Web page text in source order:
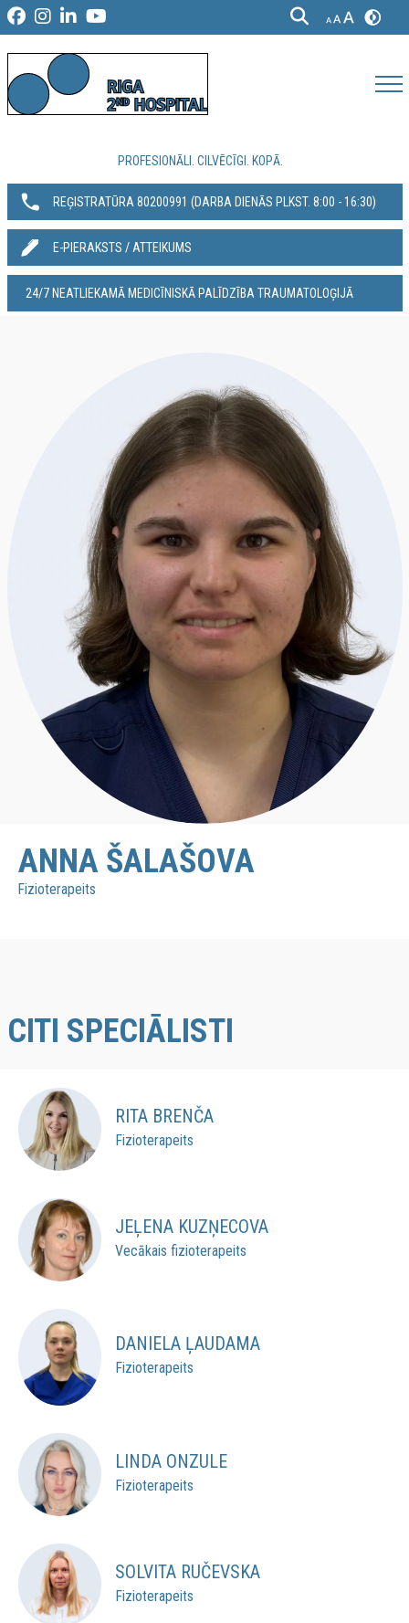
PROFESIONĀLI. CILVĒCĪGI. KOPĀ.
REĢISTRATŪRA 80200991‬ (DARBA DIENĀS PLKST. 8:00 - 16:30)
E-PIERAKSTS / ATTEIKUMS
24/7 NEATLIEKAMĀ MEDICĪNISKĀ PALĪDZĪBA TRAUMATOLOĢIJĀ
ANNA ŠALAŠOVA
Fizioterapeits
CITI SPECIĀLISTI
RITA BRENČA
Fizioterapeits
JEĻENA KUZŅECOVA
Vecākais fizioterapeits
DANIELA ĻAUDAMA
Fizioterapeits
LINDA ONZULE
Fizioterapeits
SOLVITA RUČEVSKA
Fizioterapeits